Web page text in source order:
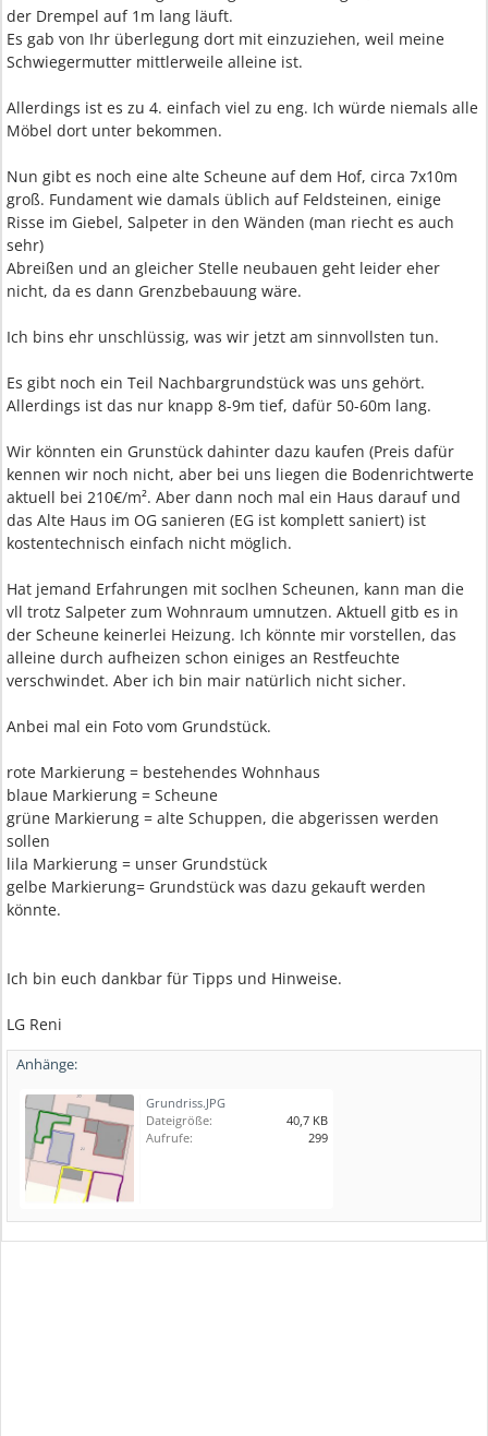
der Drempel auf 1m lang läuft.
Es gab von Ihr überlegung dort mit einzuziehen, weil meine
Schwiegermutter mittlerweile alleine ist.
Allerdings ist es zu 4. einfach viel zu eng. Ich würde niemals alle
Möbel dort unter bekommen.
Nun gibt es noch eine alte Scheune auf dem Hof, circa 7x10m
groß. Fundament wie damals üblich auf Feldsteinen, einige
Risse im Giebel, Salpeter in den Wänden (man riecht es auch
sehr)
Abreißen und an gleicher Stelle neubauen geht leider eher
nicht, da es dann Grenzbebauung wäre.
Ich bins ehr unschlüssig, was wir jetzt am sinnvollsten tun.
Es gibt noch ein Teil Nachbargrundstück was uns gehört.
Allerdings ist das nur knapp 8-9m tief, dafür 50-60m lang.
Wir könnten ein Grunstück dahinter dazu kaufen (Preis dafür
kennen wir noch nicht, aber bei uns liegen die Bodenrichtwerte
aktuell bei 210€/m². Aber dann noch mal ein Haus darauf und
das Alte Haus im OG sanieren (EG ist komplett saniert) ist
kostentechnisch einfach nicht möglich.
Hat jemand Erfahrungen mit soclhen Scheunen, kann man die
vll trotz Salpeter zum Wohnraum umnutzen. Aktuell gitb es in
der Scheune keinerlei Heizung. Ich könnte mir vorstellen, das
alleine durch aufheizen schon einiges an Restfeuchte
verschwindet. Aber ich bin mair natürlich nicht sicher.
Anbei mal ein Foto vom Grundstück.
rote Markierung = bestehendes Wohnhaus
blaue Markierung = Scheune
grüne Markierung = alte Schuppen, die abgerissen werden
sollen
lila Markierung = unser Grundstück
gelbe Markierung= Grundstück was dazu gekauft werden
könnte.
Ich bin euch dankbar für Tipps und Hinweise.
LG Reni
Anhänge:
Grundriss.JPG
Dateigröße:
40,7 KB
Aufrufe:
299